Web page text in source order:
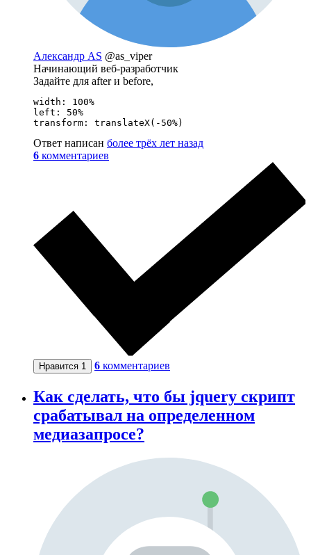
Александр AS @as_viper
Начинающий веб-разработчик
Задайте для after и before,
width: 100%
left: 50%
transform: translateX(-50%)
Ответ написан более трёх лет назад
6 комментариев
Нравится 1 6 комментариев
Как сделать, что бы jquery скрипт
срабатывал на определенном
медиазапросе?